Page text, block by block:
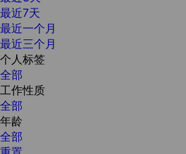
最近7天
最近一个月
最近三个月
个人标签
全部
工作性质
全部
年龄
全部